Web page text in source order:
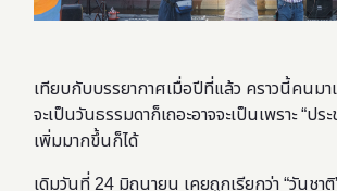
เทียบกับบรรยากาศเมื่อปีที่แล้ว คราวนี้คนมา
จะเป็นวันธรรมดาก็เถอะอาจจะเป็นเพราะ “ปร
เพิ่มมากขึ้นก็ได้
เดิมวันที่ 24 มิถุนายน เคยถูกเรียกว่า “วันชา